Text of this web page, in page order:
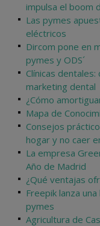
impulsa el boom
Las pymes
eléctricos
Dircom pone en
pymes y ODS´
Clínicas
marketing dental
¿Cómo
Mapa de
Consejos
hogar y no caer
La empresa
Año de Madrid
¿Qué ventajas
Freepik lanza
pymes
Agricultura de